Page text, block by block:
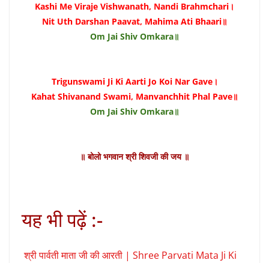
Kashi Me Viraje Vishwanath, Nandi Brahmchari।
Nit Uth Darshan Paavat, Mahima Ati Bhaari॥
Om Jai Shiv Omkara॥
Trigunswami Ji Ki Aarti Jo Koi Nar Gave।
Kahat Shivanand Swami, Manvanchhit Phal Pave॥
Om Jai Shiv Omkara॥
॥ बोलो भगवान श्री शिवजी की जय ॥
यह भी पढ़ें :-
श्री पार्वती माता जी की आरती | Shree Parvati Mata Ji Ki